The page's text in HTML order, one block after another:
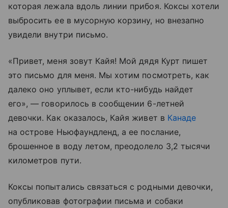
которая лежала вдоль линии прибоя. Коксы хотели
выбросить ее в мусорную корзину, но внезапно
увидели внутри письмо.
«Привет, меня зовут Кайя! Мой дядя Курт пишет
это письмо для меня. Мы хотим посмотреть, как
далеко оно уплывет, если кто-нибудь найдет
его», — говорилось в сообщении 6-летней
девочки. Как оказалось, Кайя живет в Канаде
на острове Ньюфаундленд, а ее послание,
брошенное в воду летом, преодолело 3,2 тысячи
километров пути.
Коксы попытались связаться с родными девочки,
опубликовав фотографии письма и собаки